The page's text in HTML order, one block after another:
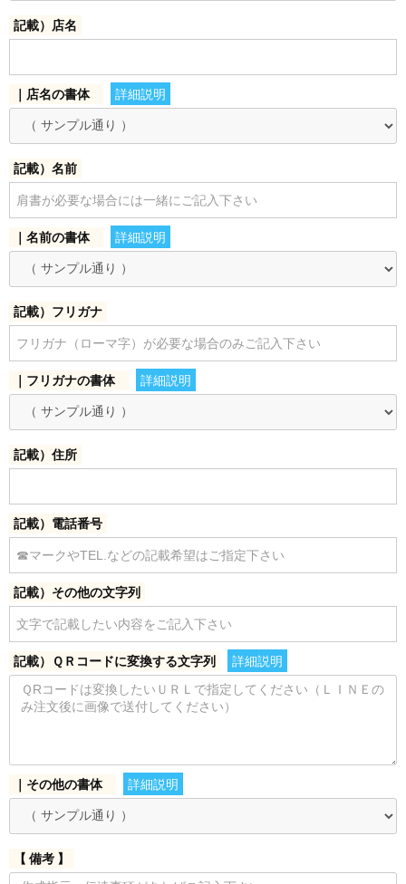
記載）店名
｜店名の書体 詳細説明
記載）名前
｜名前の書体 詳細説明
記載）フリガナ
｜フリガナの書体 詳細説明
記載）住所
記載）電話番号
記載）その他の文字列
記載）ＱＲコードに変換する文字列 詳細説明
｜その他の書体 詳細説明
【 備考 】
お買い物を続ける カートへ進む